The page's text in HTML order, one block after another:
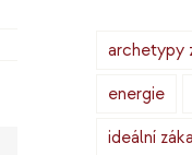
archetypy
energie
ideální